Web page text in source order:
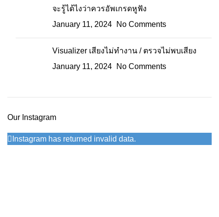
จะรู้ได้ไงว่าควรอัพเกรดหูฟัง
January 11, 2024
No Comments
Visualizer เสียงไม่ทำงาน / ตรวจไม่พบเสียง
January 11, 2024
No Comments
Our Instagram
Instagram has returned invalid data.